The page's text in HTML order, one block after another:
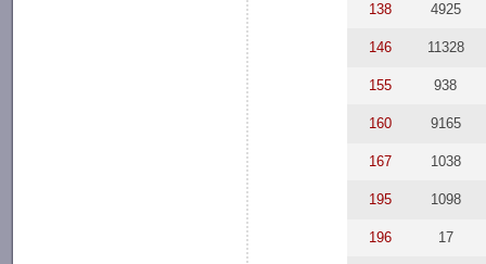
138 4925
146 11328
155 938
160 9165
167 1038
195 1098
196 17